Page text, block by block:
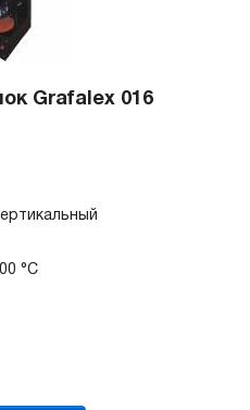
Grafalex 016
°С